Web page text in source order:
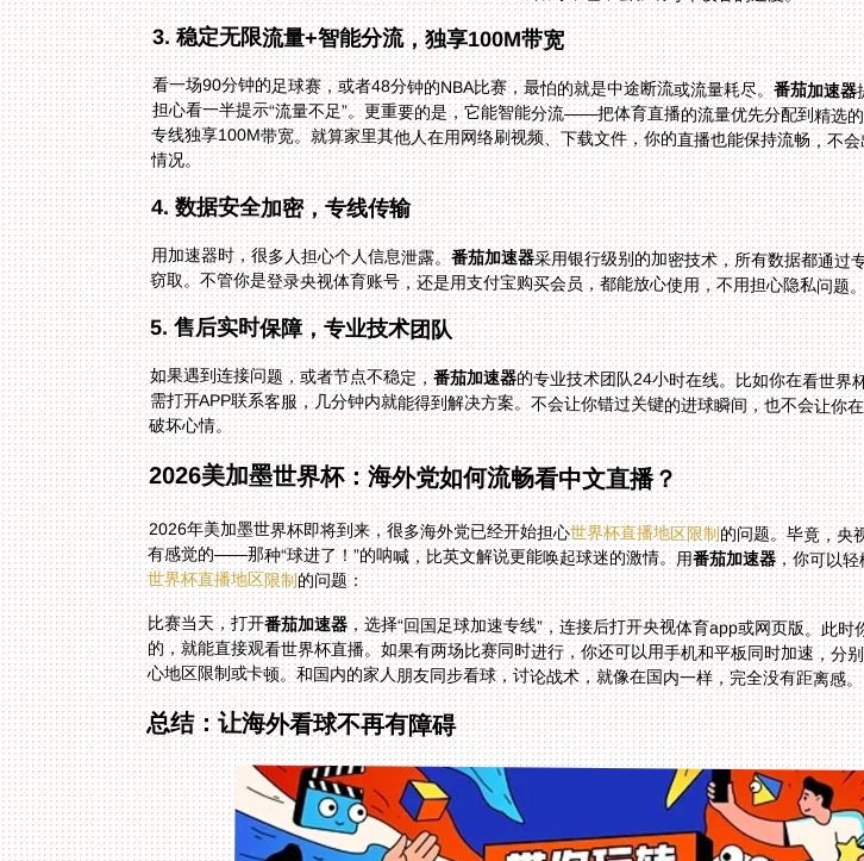
3. 稳定无限流量+智能分流，独享100M带宽
看一场90分钟的足球赛，或者48分钟的NBA比赛，最怕的就是中途断流或流量耗尽。番茄加速器担专
情况。
4. 数据安全加密，专线传输
用加速器时，很多人担心个人信息泄露。番茄加速器采用银行级别的加密技术，所有数据都通过
窃取。不管你是登录央视体育账号，还是用支付宝购买会员，都能放心使用，不用担心隐私问题
5. 售后实时保障，专业技术团队
如果遇到连接问题，或者节点不稳定，番茄加速器的专业技术团队24小时在线。比如你在看世界
需打开APP联系客服，几分钟内就能得到解决方案。不会让你错过关键的进球
破坏心情。
2026美加墨世界杯：海外党如何流畅看中文直播？
2026年美加墨世界杯即将到来，很多海外党已经开始担心世界杯直播地区限制的问题。毕竟，央
有感觉的——那种“球进了！”的呐喊，比英文解说更能唤起球迷的激情。用番茄加速器，你可以轻
世界杯直播地区限制的问题：
比赛当天，打开番茄加速器，选择“回国足球加速专线”，连接后打开央视体育app或网页版。此
的，就能直接观看世界杯直播。如果有两场比赛同时进行，你还可以用手机和平板同时加
心地区限制或卡顿。和国内的家人朋友同步看球，讨论战术，就像在国内一样，完全没有距离感。
总结：让海外看球不再有障碍